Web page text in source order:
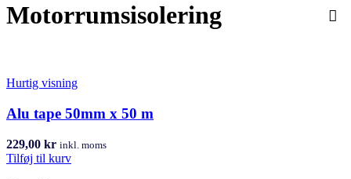
Motorrumsisolering
Hurtig visning
Alu tape 50mm x 50 m
229,00 kr inkl. moms
Tilføj til kurv